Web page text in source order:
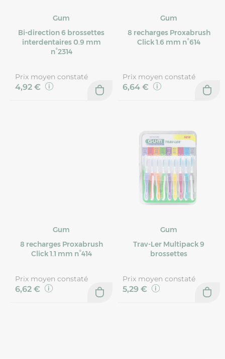
Gum
Bi-direction 6 brossettes
interdentaires 0.9 mm
n°2314
Prix moyen constaté
4,92 €
Gum
8 recharges Proxabrush
Click 1.6 mm n°614
Prix moyen constaté
6,64 €
Gum
8 recharges Proxabrush
Click 1.1 mm n°414
Prix moyen constaté
6,62 €
Gum
Trav-Ler Multipack 9
brossettes
Prix moyen constaté
5,29 €